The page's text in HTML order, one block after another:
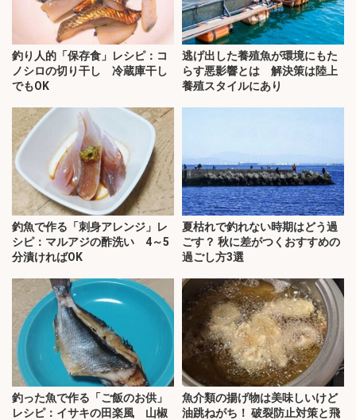
釣り人的「保存食」レシピ：コ
ノシロの切り干し 冷蔵庫干し
でもOK
逃げ出した養殖魚が環境にもた
らす悪影響とは 解決策は陸上
養殖スタイルにあり
釣魚で作る「刺身アレンジ」レ
シピ：マルアジの酢洗い 4～5
分漬ければOK
夏枯れで釣れない時期はどう過
ごす？ 秋に差がつくおすすめの
過ごし方3選
釣った魚で作る「ご飯のお供」
レシピ：イサキの田楽風 山椒
魚介類の揚げ物は美味しいけど
油跳ねがち！ 破裂防止対策と飛